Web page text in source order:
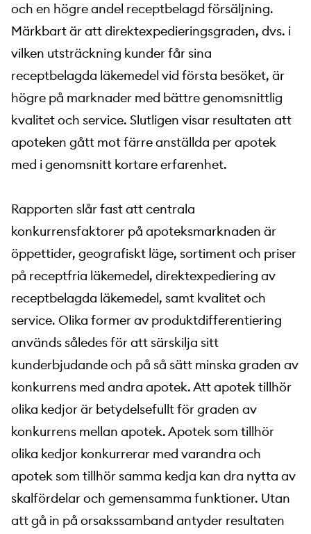
och en högre andel receptbelagd försäljning.
Märkbart är att direktexpedieringsgraden, dvs. i
vilken utsträckning kunder får sina
receptbelagda läkemedel vid första besöket, är
högre på marknader med bättre genomsnittlig
kvalitet och service. Slutligen visar resultaten att
apoteken gått mot färre anställda per apotek
med i genomsnitt kortare erfarenhet.
Rapporten slår fast att centrala
konkurrensfaktorer på apoteksmarknaden är
öppettider, geografiskt läge, sortiment och priser
på receptfria läkemedel, direktexpediering av
receptbelagda läkemedel, samt kvalitet och
service. Olika former av produktdifferentiering
används således för att särskilja sitt
kunderbjudande och på så sätt minska graden av
konkurrens med andra apotek. Att apotek tillhör
olika kedjor är betydelsefullt för graden av
konkurrens mellan apotek. Apotek som tillhör
olika kedjor konkurrerar med varandra och
apotek som tillhör samma kedja kan dra nytta av
skalfördelar och gemensamma funktioner. Utan
att gå in på orsakssamband antyder resultaten